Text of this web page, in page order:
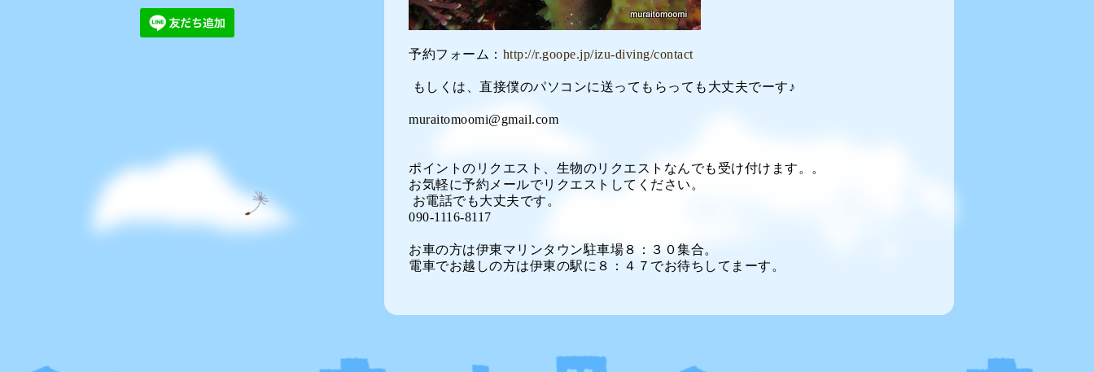
予約フォーム： http://r.goope.jp/izu-diving/contact
もしくは、直接僕のパソコンに送ってもらっても大丈夫でーす♪
muraitomoomi@gmail.com
ポイントのリクエスト、生物のリクエストなんでも受け付けます。。
お気軽に予約メールでリクエストしてください。
お電話でも大丈夫です。
090-1116-8117
お車の方は伊東マリンタウン駐車場８：３０集合。
電車でお越しの方は伊東の駅に８：４７でお待ちしてまーす。